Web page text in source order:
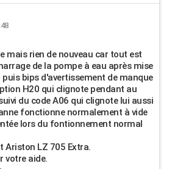
mais rien de nouveau car tout est
de la pompe à eau après mise
puis bips d'avertissement de manque
H20 qui clignote pendant au
du code A06 qui clignote lui aussi
fonctionne normalement à vide
lors du fontionnement normal
Ariston LZ 705 Extra.
votre aide.